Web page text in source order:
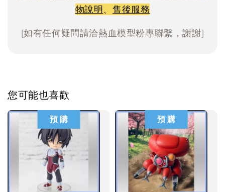
物說明、 售後服務
[如有任何疑問請洽熱血模型粉專聯繫，謝謝]
您可能也喜歡
預 購 預 購